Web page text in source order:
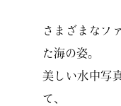
さまざまなフ
た海の姿。
美しい水中写
て、